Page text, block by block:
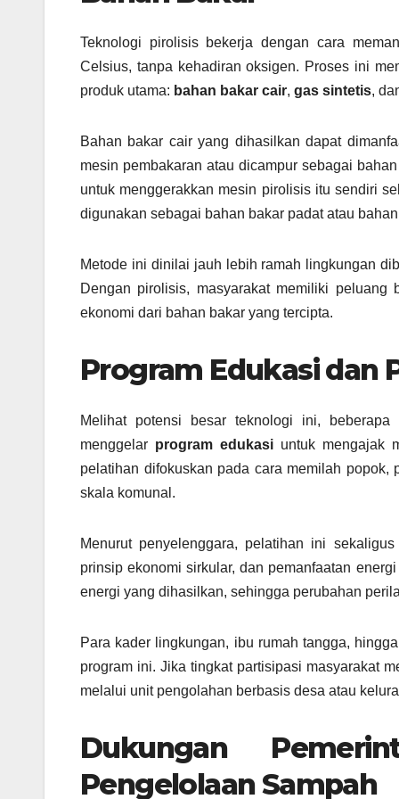
Teknologi pirolisis bekerja dengan cara
Celsius, tanpa kehadiran oksigen. Proses ini
produk utama: bahan bakar cair, gas sintetis,
Bahan bakar cair yang dihasilkan dapat
mesin pembakaran atau dicampur sebagai
untuk menggerakkan mesin pirolisis itu sendiri
digunakan sebagai bahan bakar padat atau
Metode ini dinilai jauh lebih ramah lingkungan
Dengan pirolisis, masyarakat memiliki
ekonomi dari bahan bakar yang tercipta.
Program Edukasi dan
Melihat potensi besar teknologi ini,
menggelar program edukasiuntuk mengajak
pelatihan difokuskan pada cara memilah
skala komunal.
Menurut penyelenggara, pelatihan ini
prinsip ekonomi sirkular, dan pemanfaatan
energi yang dihasilkan, sehingga perubahan
Para kader lingkungan, ibu rumah tangga,
program ini. Jika tingkat partisipasi masyarakat
melalui unit pengolahan berbasis desa atau
Dukungan
Pengelolaan Sampah